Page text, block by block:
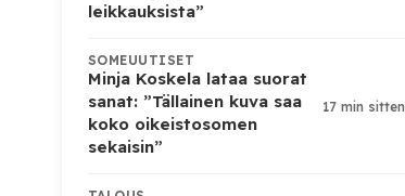
leikkauksista”
SOMEUUTISET
Minja Koskela lataa suorat
sanat: ”Tällainen kuva saa
koko oikeistosomen
sekaisin”
17 min sitten